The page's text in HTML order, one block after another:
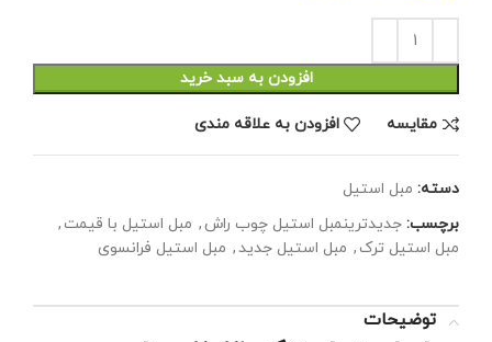
افزودن به سبد خرید
مقايسه افزودن به علاقه مندی
دسته: مبل استیل
برچسب: جدیدترینمبل استیل چوب راش , مبل استیل با قیمت ,
مبل استیل ترک , مبل استیل جدید, مبل استیل فرانسوی
توضیحات